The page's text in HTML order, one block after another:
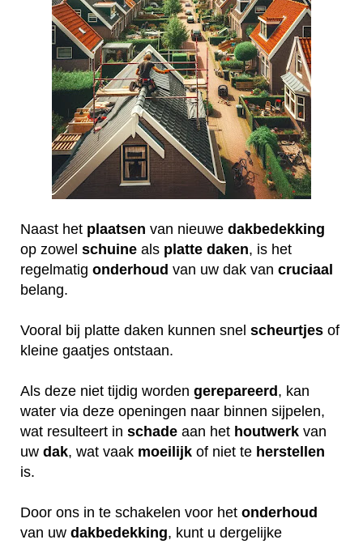
Naast het plaatsen van nieuwe dakbedekking
op zowel schuine als platte daken, is het
regelmatig onderhoud van uw dak van cruciaal
belang.
Vooral bij platte daken kunnen snel scheurtjes of
kleine gaatjes ontstaan.
Als deze niet tijdig worden gerepareerd , kan
water via deze openingen naar binnen sijpelen,
wat resulteert in schade aan het houtwerk van
uw dak, wat vaak moeilijk of niet te herstellen
is.
Door ons in te schakelen voor het onderhoud
van uw dakbedekking, kunt u dergelijke